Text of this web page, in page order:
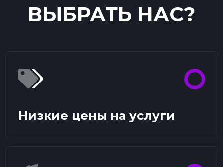
ВЫБРАТЬ НАС?
Низкие цены на услуги